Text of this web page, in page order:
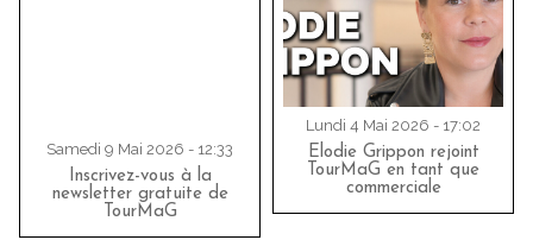
Samedi 9 Mai 2026 - 12:33
Inscrivez-vous à la
newsletter gratuite de
TourMaG
Lundi 4 Mai 2026 - 17:02
Elodie Grippon rejoint
TourMaG en tant que
commerciale